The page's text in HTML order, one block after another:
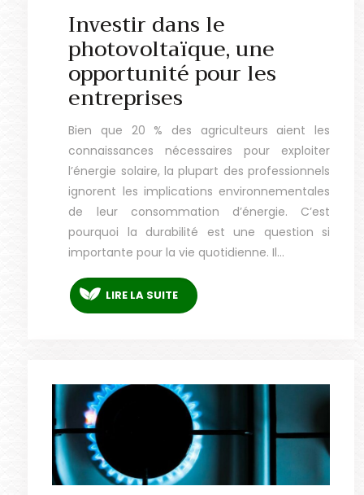
Investir dans le
photovoltaïque, une
opportunité pour les
entreprises
Bien que 20 % des agriculteurs aient les
connaissances nécessaires pour exploiter
l’énergie solaire, la plupart des professionnels
ignorent les implications environnementales
de leur consommation d’énergie. C’est
pourquoi la durabilité est une question si
importante pour la vie quotidienne. Il…
LIRE LA SUITE